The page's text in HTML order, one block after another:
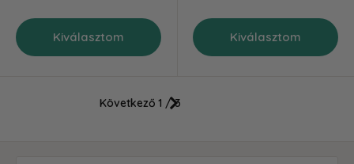
Kiválasztom Kiválasztom
1 / 3
Következő